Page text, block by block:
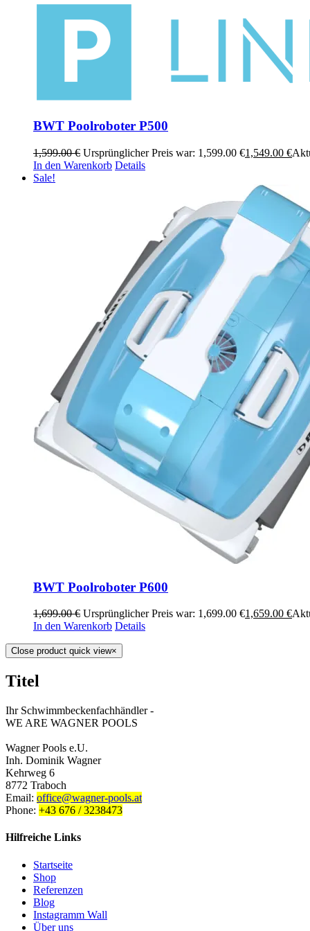
BWT Poolroboter P500
1,599.00€ Ursprünglicher Preis war: 1,599.00 €1,549.00 €
In den Warenkorb Details
Sale!
BWT Poolroboter P600
1,699.00€ Ursprünglicher Preis war: 1,699.00 €1,659.00 €
In den Warenkorb Details
Close product quick view×
Titel
Ihr Schwimmbeckenfachhändler -
WE ARE WAGNER POOLS
Wagner Pools e.U.
Inh. Dominik Wagner
Kehrweg 6
8772 Traboch
Email: office@wagner-pools.at
Phone: +43 676 / 3238473
Hilfreiche Links
Startseite
Shop
Referenzen
Blog
Instagramm Wall
Über uns